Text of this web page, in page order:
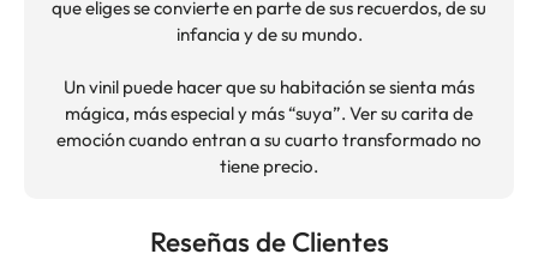
que eliges se convierte en parte de sus recuerdos, de su
infancia y de su mundo.
Un vinil puede hacer que su habitación se sienta más
mágica, más especial y más “suya”. Ver su carita de
emoción cuando entran a su cuarto transformado no
tiene precio.
Reseñas de Clientes